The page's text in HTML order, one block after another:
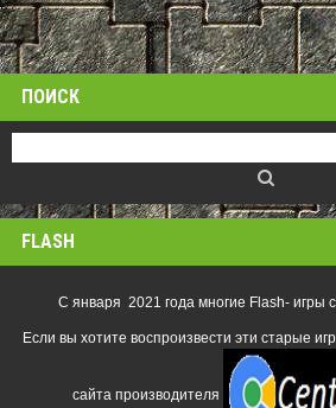
ПОИСК
FLASH
С января 2021 года многие Flash- игры
Если вы хотите воспроизвести эти старые
сайта производителя